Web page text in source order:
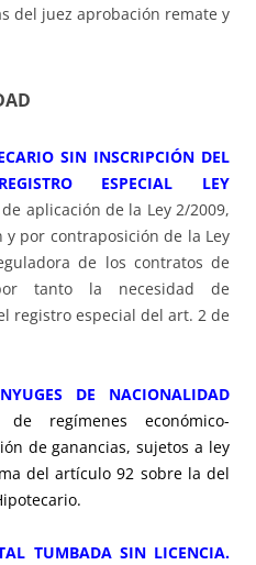
del juez aprobación remate y
SIN INSCRIPCIÓN DEL
ESPECIAL LEY
aplicación de la Ley 2/2009,
por contraposición de la Ley
de los contratos de
tanto la necesidad de
registro especial del art. 2 de
DE NACIONALIDAD
regímenes económico-
de ganancias, sujetos a ley
del artículo 92 sobre la del
TUMBADA SIN LICENCIA.